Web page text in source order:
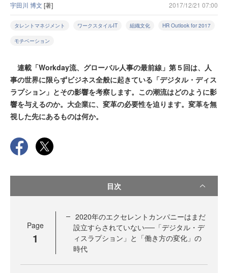
宇田川 博文 [著] 2017/12/21 07:00
タレントマネジメント ワークスタイルIT 組織文化 HR Outlook for 2017
モチベーション
連載「Workday流、グローバル人事の最前線」第５回は、人
事の世界に限らずビジネス全般に起きている「デジタル・ディス
ラプション」とその影響を考察します。この潮流はどのように影
響を与えるのか。大企業に、変革の必要性を迫ります。変革を無
視した先にあるものは何か。
目次
Page
1
2020年のエクセレントカンパニーはまだ
設立すらされていない──「デジタル・デ
ィスラプション」と「働き方の変化」の
時代